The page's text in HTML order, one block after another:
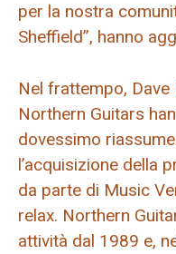
per la nostra
Sheffield”, hanno
Nel frattempo, Dave
Northern Guitars
dovessimo
l’acquisizione della
da parte di Music
relax. Northern
attività dal 1989 e,